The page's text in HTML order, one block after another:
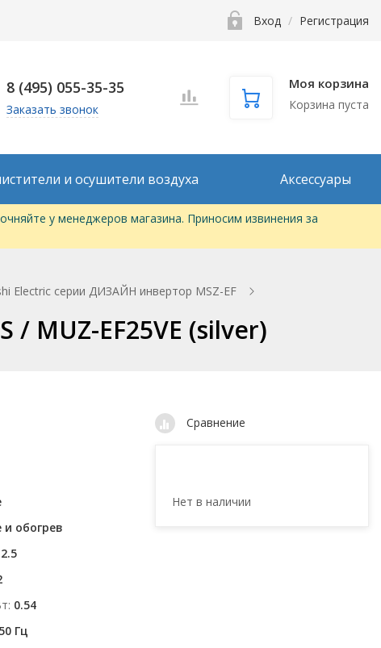
Вход / Регистрация
8 (495) 055-35-35
Заказать звонок
Моя корзина
Корзина пуста
и осушители воздуха Аксессуары
у менеджеров магазина. Приносим извинения за
Electric серии ДИЗАЙН инвертор MSZ-EF
MUZ-EF25VE (silver)
обогрев
2.5
0.54
Гц
Сравнение
Нет в наличии